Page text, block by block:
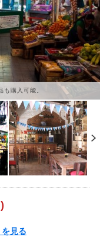
購入可能。
)
見る